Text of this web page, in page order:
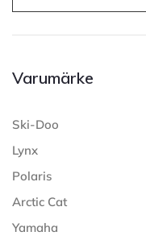
Varumärke
Ski-Doo
Lynx
Polaris
Arctic Cat
Yamaha